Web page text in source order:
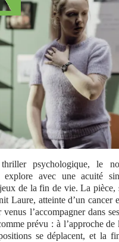
psychologique, le
explore avec une acuité
de la fin de vie. La pièce,
Laure, atteinte d’un cancer
l’accompagner dans
prévu : à l’approche
se déplacent, et la